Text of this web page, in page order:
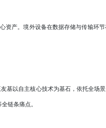
产。境外设备在数据存储与传输环
以自主核心技术为基石，依托全场
链条痛点。